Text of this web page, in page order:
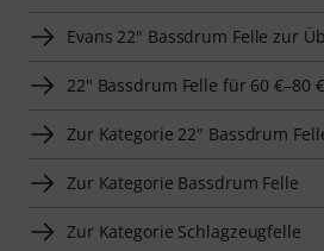
Evans 22" Bassdrum Felle zur
22" Bassdrum Felle für 60 €–80
Zur Kategorie 22" Bassdrum
Zur Kategorie Bassdrum Felle
Zur Kategorie Schlagzeugfelle